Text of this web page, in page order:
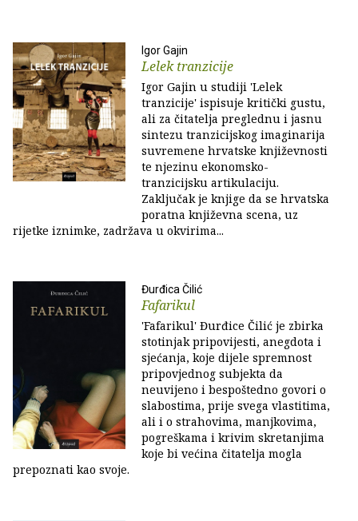
Igor Gajin
Lelek tranzicije
Igor Gajin u studiji 'Lelek
tranzicije' ispisuje kritički gustu,
ali za čitatelja preglednu i jasnu
sintezu tranzicijskog imaginarija
suvremene hrvatske književnosti
te njezinu ekonomsko-
tranzicijsku artikulaciju.
Zaključak je knjige da se hrvatska
poratna književna scena, uz
rijetke iznimke, zadržava u okvirima...
Đurđica Čilić
Fafarikul
'Fafarikul' Đurđice Čilić je zbirka
stotinjak pripovijesti, anegdota i
sjećanja, koje dijele spremnost
pripovjednog subjekta da
neuvijeno i bespoštedno govori o
slabostima, prije svega vlastitima,
ali i o strahovima, manjkovima,
pogreškama i krivim skretanjima
koje bi većina čitatelja mogla
prepoznati kao svoje.